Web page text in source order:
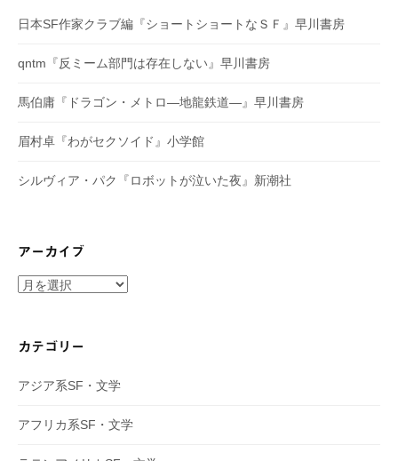
ョ
ン
日本SF作家クラブ編『ショートショートなＳＦ』早川書房
qntm『反ミーム部門は存在しない』早川書房
馬伯庸『ドラゴン・メトロ―地龍鉄道―』早川書房
眉村卓『わがセクソイド』小学館
シルヴィア・パク『ロボットが泣いた夜』新潮社
アーカイブ
ア
イ
カテゴリー
アジア系SF・文学
アフリカ系SF・文学